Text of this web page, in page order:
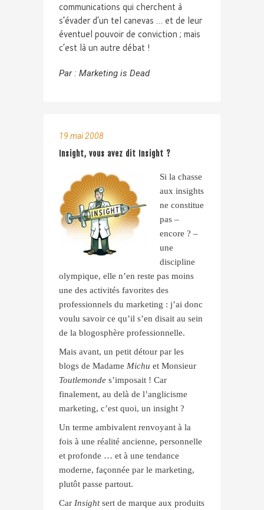
communications qui cherchent à
s’évader d’un tel canevas … et de leur
éventuel pouvoir de conviction ; mais
c’est là un autre débat !
Par : Marketing is Dead
19 mai 2008
Insight, vous avez dit Insight ?
Si la chasse
aux insights
ne constitue
pas –
encore ? –
une
discipline
olympique, elle n’en reste pas moins
une des activités favorites des
professionnels du marketing : j’ai donc
voulu savoir ce qu’il s’en disait au sein
de la blogosphère professionnelle.
Mais avant, un petit détour par les
blogs de Madame Michu et Monsieur
Toutlemonde s’imposait ! Car
finalement, au delà de l’anglicisme
marketing, c’est quoi, un insight ?
Un terme ambivalent renvoyant à la
fois à une réalité ancienne, personnelle
et profonde … et à une tendance
moderne, façonnée par le marketing,
plutôt passe partout.
Car Insightsert de marque aux produits